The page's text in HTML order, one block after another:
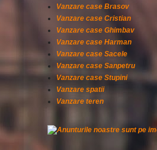
Vanzare case Brasov
Vanzare case Cristian
Vanzare case Ghimbav
Vanzare case Harman
Vanzare case Sacele
Vanzare case Sanpetru
Vanzare case Stupini
Vanzare spatii
Vanzare teren